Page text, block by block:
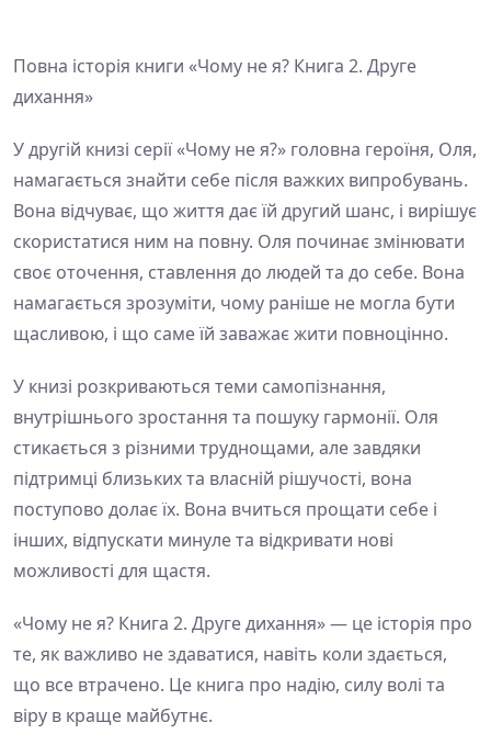
Повна історія книги «Чому не я? Книга 2. Друге
дихання»
У другій книзі серії «Чому не я?» головна героїня, Оля,
намагається знайти себе після важких випробувань.
Вона відчуває, що життя дає їй другий шанс, і вирішує
скористатися ним на повну. Оля починає змінювати
своє оточення, ставлення до людей та до себе. Вона
намагається зрозуміти, чому раніше не могла бути
щасливою, і що саме їй заважає жити повноцінно.
У книзі розкриваються теми самопізнання,
внутрішнього зростання та пошуку гармонії. Оля
стикається з різними труднощами, але завдяки
підтримці близьких та власній рішучості, вона
поступово долає їх. Вона вчиться прощати себе і
інших, відпускати минуле та відкривати нові
можливості для щастя.
«Чому не я? Книга 2. Друге дихання» — це історія про
те, як важливо не здаватися, навіть коли здається,
що все втрачено. Це книга про надію, силу волі та
віру в краще майбутнє.